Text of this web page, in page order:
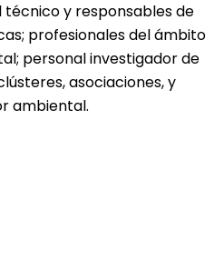
y responsables de
profesionales del ámbito
personal investigador de
asociaciones, y
ambiental.